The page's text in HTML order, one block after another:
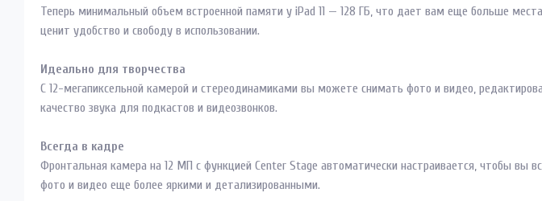
Теперь минимальный объем встроенной памяти у iPad 11 — 128 ГБ, что дает вам еще больше
ценит удобство и свободу в использовании.
Идеально для творчества
С 12-мегапиксельной камерой и стереодинамиками вы можете снимать фото и видео,
качество звука для подкастов и видеозвонков.
Всегда в кадре
Фронтальная камера на 12 МП с функцией Center Stage автоматически настраивается, чтобы вы
фото и видео еще более яркими и детализированными.